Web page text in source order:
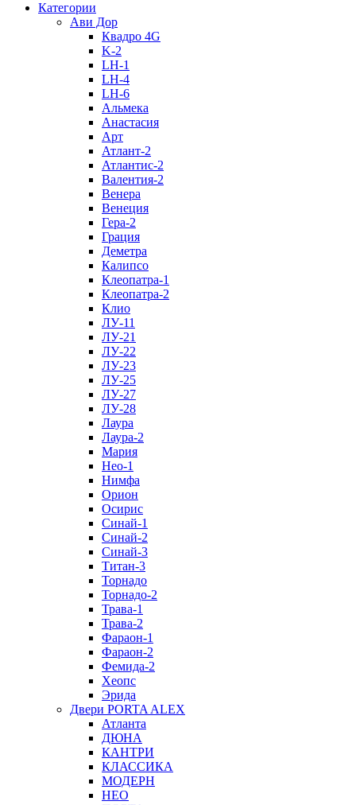
Категории
Ави Дор
Квадро 4G
K-2
LH-1
LH-4
LH-6
Альмека
Анастасия
Арт
Атлант-2
Атлантис-2
Валентия-2
Венера
Венеция
Гера-2
Грация
Деметра
Калипсо
Клеопатра-1
Клеопатра-2
Клио
ЛУ-11
ЛУ-21
ЛУ-22
ЛУ-23
ЛУ-25
ЛУ-27
ЛУ-28
Лаура
Лаура-2
Мария
Нео-1
Нимфа
Орион
Осирис
Синай-1
Синай-2
Синай-3
Титан-3
Торнадо
Торнадо-2
Трава-1
Трава-2
Фараон-1
Фараон-2
Фемида-2
Хеопс
Эрида
Двери PORTA ALEX
Атланта
ДЮНА
КАНТРИ
КЛАССИКА
МОДЕРН
НЕО